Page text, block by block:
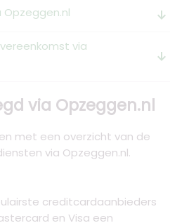
arrow_downward_alt
via
arrow_downward_alt
via Opzeggen.nl
met een overzicht van de
via Opzeggen.nl.
creditcardaanbieders
en Visa een